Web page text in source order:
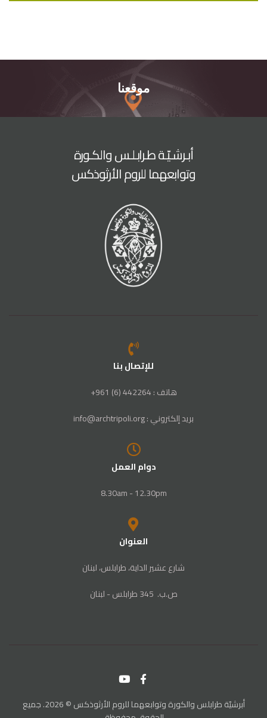
موقعنا
أبـرشـيّـة طـرابـلـس والكـورة
وتوابعهما للروم الأرثوذكس
للإتصال بنا
هاتف : 442264 (6) 961+
بريد إلكتروني : info@archtripoli.org
دوام العمل
8.30am - 12.30pm
العنوان
شارع عشير الداية، طرابلس، لبنان
ص‭.‬ب. ‬345‭ ‬ طرابلس‭ - ‬لبنان
أبرشيّة طرابلس والكورة وتوابعهما للروم الأرثوذكس © 2026. جميع